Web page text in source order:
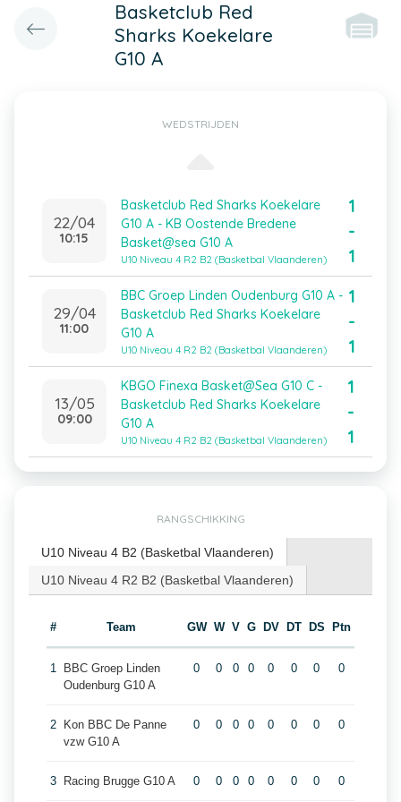
Basketclub Red
Sharks Koekelare
G10 A
WEDSTRIJDEN
22/04
10:15
Basketclub Red Sharks Koekelare
G10 A - KB Oostende Bredene
Basket@sea G10 A
U10 Niveau 4 R2 B2 (Basketbal Vlaanderen)
1
-
1
29/04
11:00
BBC Groep Linden Oudenburg G10 A -
Basketclub Red Sharks Koekelare
G10 A
U10 Niveau 4 R2 B2 (Basketbal Vlaanderen)
1
-
1
13/05
09:00
KBGO Finexa Basket@Sea G10 C -
Basketclub Red Sharks Koekelare
G10 A
U10 Niveau 4 R2 B2 (Basketbal Vlaanderen)
1
-
1
RANGSCHIKKING
U10 Niveau 4 B2 (Basketbal Vlaanderen)
U10 Niveau 4 R2 B2 (Basketbal Vlaanderen)
# Team GW W V G DV DT DS Ptn
1
BBC Groep Linden
Oudenburg G10 A
0 0 0 0 0 0 0 0
2
Kon BBC De Panne
vzw G10 A
0 0 0 0 0 0 0 0
3 Racing Brugge G10 A 0 0 0 0 0 0 0 0